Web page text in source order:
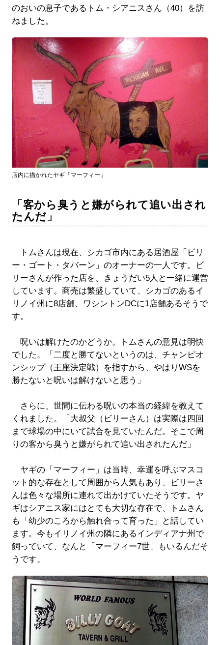
のおいの息子であるトム・シアニスさん（40）を訪
ねました。
店内に描かれたヤギ「マーフィー」
「客から臭うと嫌がられて追い出され
たんだ」
トムさんは現在、シカゴ市内にある居酒屋「ビリ
ー・ゴート・タバーン」のオーナーの一人です。ビ
リーさんが作った店を、きょうだい5人と一緒に運営
しています。商売は繁盛していて、シカゴのあるイ
リノイ州に8店舗、ワシントンDCに1店舗あるそうで
す。
呪いは解けたのかどうか。トムさんの意見は明快
でした。「二度と勝てないというのは、チャンピオ
ンシップ（王座決定戦）を指すから、やはりWSを
勝たないと呪いは解けないと思う」
さらに、世間に伝わる呪いの本当の経緯を教えて
くれました。「大叔父（ビリーさん）は実際は四回
まで球場の中にいて試合を見ていたんだ。そこで周
りの客から臭うと嫌がられて追い出されたんだ」
ヤギの「マーフィー」は当時、幸運を呼ぶマスコ
ット的な存在として周囲から人気もあり、ビリーさ
んは色々な場所に連れて出かけていたそうです。ヤ
ギはシアニス家にはとても大切な存在で、トムさん
も「幼少のころから触れ合って育った」と話してい
ます。今もイリノイ州の隣にあるインディアナ州で
飼っていて、なんと「マーフィー7世」もいるんだそ
うです。